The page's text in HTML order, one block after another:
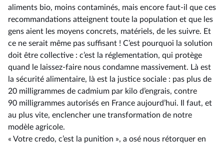
aliments bio, moins contaminés, mais encore faut-il que ces
recommandations atteignent toute la population et que les
gens aient les moyens concrets, matériels, de les suivre. Et
ce ne serait même pas suffisant ! C’est pourquoi la solution
doit être collective : c’est la réglementation, qui protège
quand le laissez-faire nous condamne massivement. Là est
la sécurité alimentaire, là est la justice sociale : pas plus de
20 milligrammes de cadmium par kilo d’engrais, contre
90 milligrammes autorisés en France aujourd’hui. Il faut, et
au plus vite, enclencher une transformation de notre
modèle agricole.
« Votre credo, c’est la punition », a osé nous rétorquer en